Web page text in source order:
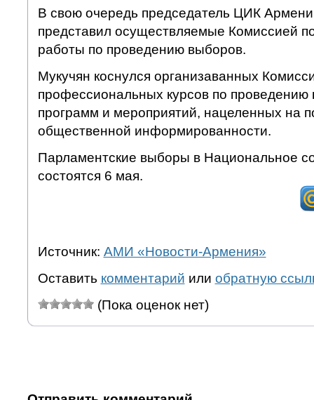
В свою очередь председатель ЦИК
представил осуществляемые Комиссией
работы по проведению выборов.
Мукучян коснулся организаванных
профессиональных курсов по проведению
программ и мероприятий, нацеленных на
общественной информированности.
Парламентские выборы в Национальное
состоятся 6 мая.
Источник: АМИ «Новости-Армения»
Оставить комментарий или обратную
(Пока оценок нет)